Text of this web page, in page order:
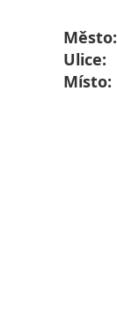
Město:
Ulice:
Místo: